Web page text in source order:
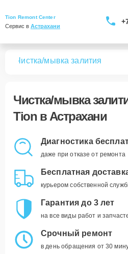
Tion Remont Center
Сервис в Астрахани
Чистка/мывка залития
Чистка/мывка
Tion в Астрахани
Диагностика
даже при отказе от ремонта
Бесплатная
курьером собственной
Гарантия до 3 лет
на все виды работ и
Срочный ремонт
в день обращения от 30